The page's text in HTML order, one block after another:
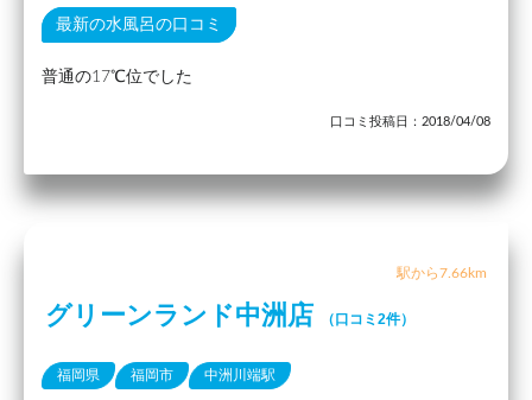
最新の水風呂の口コミ
普通の17℃位でした
口コミ投稿日：2018/04/08
駅から7.66km
グリーンランド中洲店 （口コミ2件）
福岡県 福岡市 中洲川端駅